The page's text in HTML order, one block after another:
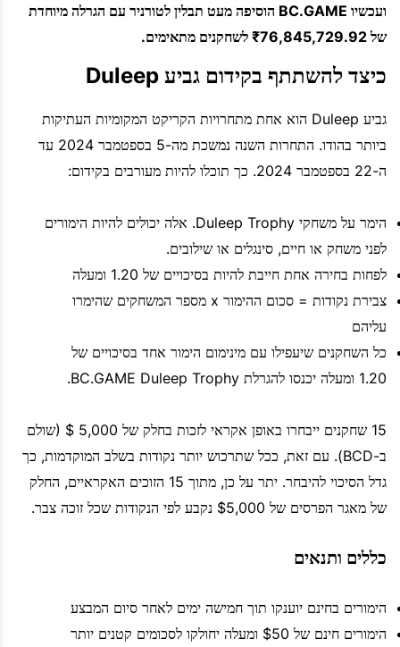
ועכשיו BC.GAME הוסיפה מעט תבלין לטורניר עם הגרלה מיוחדת
של ₹76,845,729.92 לשחקנים מתאימים.
כיצד להשתתף בקידום גביע Duleep
גביע Duleep הוא אחת מתחרויות הקריקט המקומיות העתיקות
ביותר בהודו. התחרות השנה נמשכת מה-5 בספטמבר 2024 עד
ה-22 בספטמבר 2024. כך תוכלו להיות מעורבים בקידום:
הימר על משחקי Duleep Trophy. אלה יכולים להיות הימורים
לפני משחק או חיים, סינגלים או שילובים.
לפחות בחירה אחת חייבת להיות בסיכויים של 1.20 ומעלה
צבירת נקודות = סכום ההימור x מספר המשחקים שהימרו
עליהם
כל השחקנים שיעפילו עם מינימום הימור אחד בסיכויים של
1.20 ומעלה יכנסו להגרלת BC.GAME Duleep Trophy.
15 שחקנים ייבחרו באופן אקראי לזכות בחלק של 5,000 $ (שולם
ב-BCD). עם זאת, ככל שתרכוש יותר נקודות בשלב המוקדמות, כך
גדל הסיכוי להיבחר. יתר על כן, מתוך 15 הזוכים האקראיים, החלק
של מאגר הפרסים של $5,000 נקבע לפי הנקודות שכל זוכה צבר.
כללים ותנאים
הימורים בחינם יוענקו תוך חמישה ימים לאחר סיום המבצע
הימורים חינם של $50 ומעלה יחולקו לסכומים קטנים יותר